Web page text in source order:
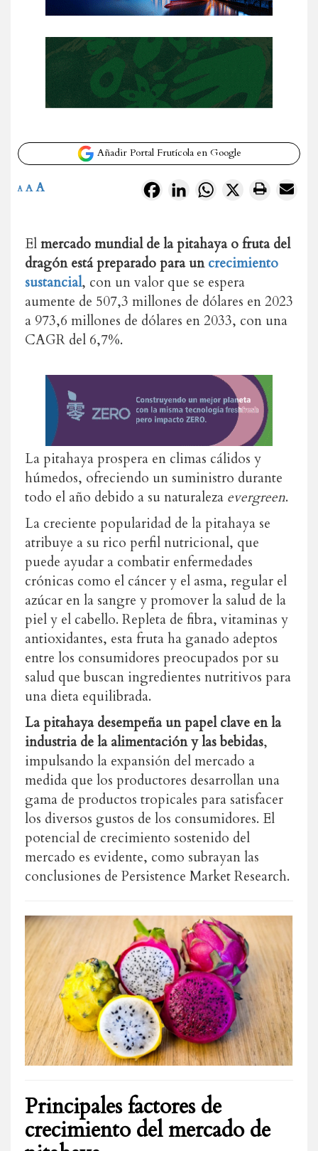
Añadir Portal Frutícola en Google
FacebookLinkedInWhatsApp
X
A A A
Elmercado mundial de la pitahaya o fruta del
dragón está preparado para uncrecimiento
sustancial, con un valor que se espera
aumente de 507,3 millones de dólares en 2023
a 973,6 millones de dólares en 2033, con una
CAGR del 6,7%.
La pitahaya prospera en climas cálidos y
húmedos, ofreciendo un suministro durante
todo el año debido a su naturaleza evergreen.
La creciente popularidad de la pitahaya se
atribuye a su rico perfil nutricional, que
puede ayudar a combatir enfermedades
crónicas como el cáncer y el asma, regular el
azúcar en la sangre y promover la salud de la
piel y el cabello. Repleta de fibra, vitaminas y
antioxidantes, esta fruta ha ganado adeptos
entre los consumidores preocupados por su
salud que buscan ingredientes nutritivos para
una dieta equilibrada.
La pitahaya desempeña un papel clave en la
industria de la alimentación y las bebidas,
impulsando la expansión del mercado a
medida que los productores desarrollan una
gama de productos tropicales para satisfacer
los diversos gustos de los consumidores. El
potencial de crecimiento sostenido del
mercado es evidente, como subrayan las
conclusiones de Persistence Market Research.
Principales factores de
crecimiento del mercado de